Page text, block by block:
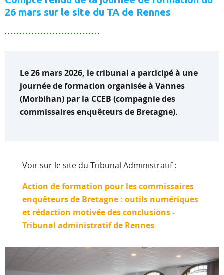
26 mars sur le site du TA de Rennes
Le 26 mars 2026, le tribunal a participé à une
journée de formation organisée à Vannes
(Morbihan) par la CCEB (compagnie des
commissaires enquêteurs de Bretagne).
Voir sur le site du Tribunal Administratif :
Action de formation pour les commissaires
enquêteurs de Bretagne : outils numériques
et rédaction motivée des conclusions -
Tribunal administratif de Rennes